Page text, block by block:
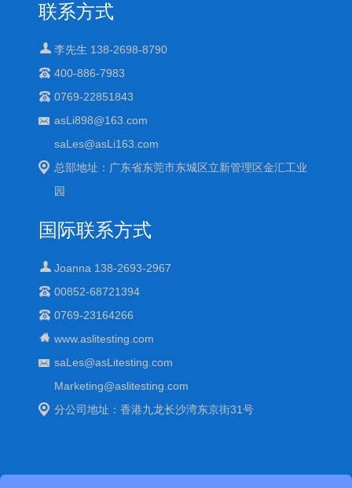
联系方式
李先生 138-2698-8790
400-886-7983
0769-22851843
asLi898@163.com
saLes@asLi163.com
总部地址：广东省东莞市东城区立新管理区金汇工业
园
国际联系方式
Joanna 138-2693-2967
00852-68721394
0769-23164266
www.aslitesting.com
saLes@asLitesting.com
Marketing@aslitesting.com
分公司地址：香港九龙长沙湾东京街31号